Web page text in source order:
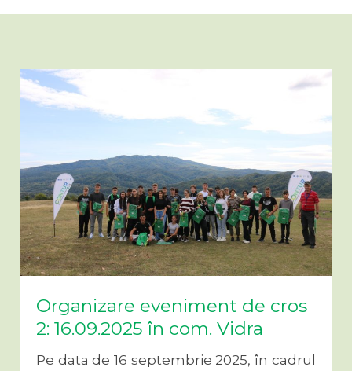
Organizare eveniment de cros
2: 16.09.2025 în com. Vidra
Pe data de 16 septembrie 2025, în cadrul